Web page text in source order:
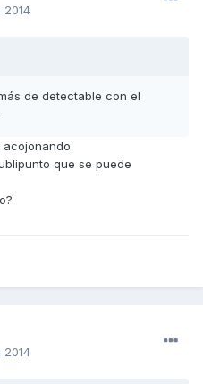
2014
de detectable con el
acojonando.
que se puede
2014